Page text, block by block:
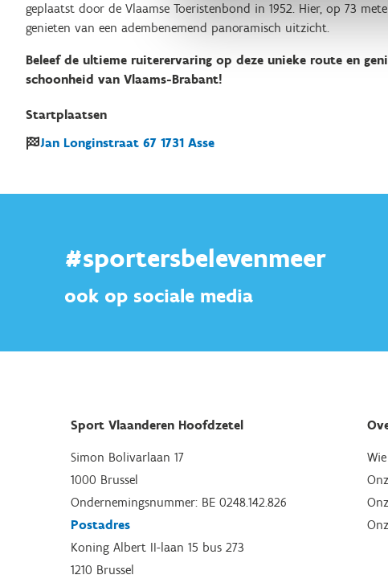
geplaatst door de Vlaamse Toeristenbond in 1952. Hier, op 73
genieten van een adembenemend panoramisch uitzicht.
Beleef de ultieme ruiterervaring op deze unieke route en
schoonheid van Vlaams-Brabant!
Startplaatsen
Jan Longinstraat 67 1731 Asse
#sportersbelevenmeer
ook op sociale media
Sport Vlaanderen Hoofdzetel
Simon Bolivarlaan 17
1000 Brussel
Ondernemingsnummer: BE 0248.142.826
Postadres
Koning Albert II-laan 15 bus 273
1210 Brussel